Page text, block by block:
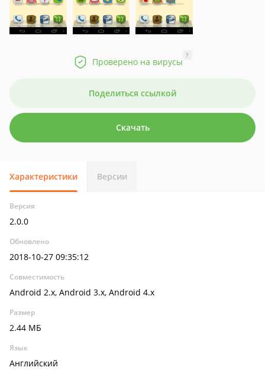
Проверено на вирусы
?
Поделиться ссылкой
Скачать
Характеристики Версии
Версия
2.0.0
Обновлено
2018-10-27 09:35:12
Совместимость
Android 2.x, Android 3.x, Android 4.x
Размер
2.44 МБ
Язык
Английский